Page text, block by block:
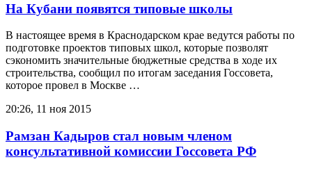
На Кубани появятся типовые школы
В настоящее время в Краснодарском крае ведутся работы по
подготовке проектов типовых школ, которые позволят
сэкономить значительные бюджетные средства в ходе их
строительства, сообщил по итогам заседания Госсовета,
которое провел в Москве …
20:26, 11 ноя 2015
Рамзан Кадыров стал новым членом
консультативной комиссии Госсовета РФ